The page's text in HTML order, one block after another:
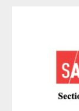
en évidence
élémentaires.
l’intervention
Droits et